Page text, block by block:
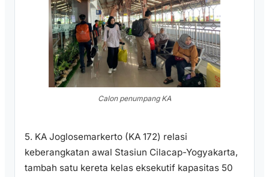
Calon penumpang KA
5. KA Joglosemarkerto (KA 172) relasi
keberangkatan awal Stasiun Cilacap-Yogyakarta,
tambah satu kereta kelas eksekutif kapasitas 50